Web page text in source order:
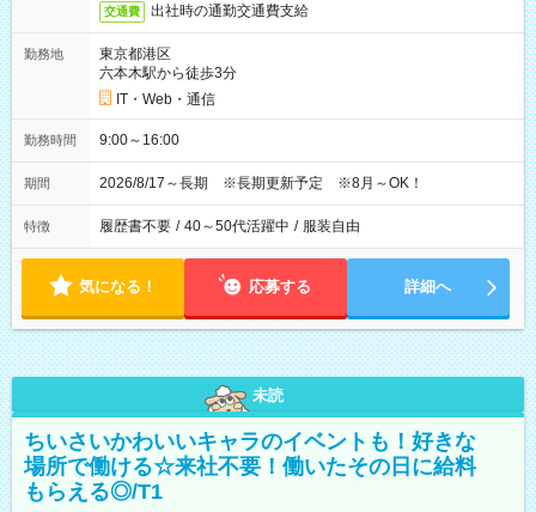
交通費 出社時の通勤交通費支給
勤務地
東京都港区
六本木駅から徒歩3分
IT・Web・通信
勤務時間 9:00～16:00
期間 2026/8/17～長期 ※長期更新予定 ※8月～OK！
特徴 履歴書不要 / 40～50代活躍中 / 服装自由
気になる！ 応募する 詳細へ
未読
ちいさいかわいいキャラのイベントも！好きな
場所で働ける☆来社不要！働いたその日に給料
もらえる◎/T1